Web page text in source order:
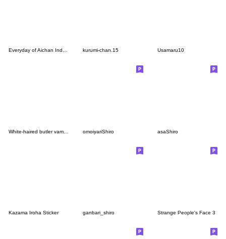
Everyday of Aichan Indonesian & JP 2020 kurumi-chan.15 Usamaru10
omoiyariShiro asaShiro
Kazama Iroha Sticker ganbari_shiro Strange People's Face 3